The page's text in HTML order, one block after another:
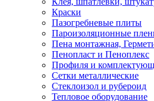
Краски
Пазогребневые плиты
Пароизоляционные
Пена монтажная,
Пенопласт и Пеноплекс
Профиля и
Сетки металлические
Стеклоизол и рубероид
Тепловое оборудование